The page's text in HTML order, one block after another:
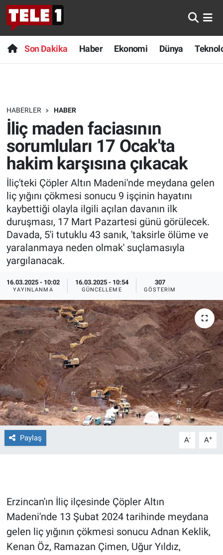
Son Dakika Haber Ekonomi Dünya
HABERLER HABER
İliç maden faciasının
sorumluları 17 Ocak'ta
hakim karşısına çıkacak
İliç'teki Çöpler Altın Madeni'nde meydana gelen
liç yığını çökmesi sonucu 9 işçinin hayatını
kaybettiği olayla ilgili açılan davanın ilk
duruşması, 17 Mart Pazartesi günü görülecek.
Davada, 5'i tutuklu 43 sanık, 'taksirle ölüme ve
yaralanmaya neden olmak' suçlamasıyla
yargılanacak.
16.03.2025 - 10:02
YAYINLANMA
16.03.2025 - 10:54
GÜNCELLEME
307
GÖSTERIM
Paylaş A- A+
Erzincan'ın İliç ilçesinde Çöpler Altın
Madeni'nde 13 Şubat 2024 tarihinde meydana
gelen liç yığının çökmesi sonucu Adnan Keklik,
Kenan Öz, Ramazan Çimen, Uğur Yıldız,
Anında Manşet
Başka Sohbetler
Bilim turu
Bilim ve Teknoloji Evreni
Doğa Konuşuyor
Dünya
Ege Saati
Ege'den Esintiler
Eğitim
Eğlence
Ekonomi
Forum
Gerçeğin İzinde
Gün Başlıyor
Gün Bitiyor
Gün Ortası
Günün görüntüsü
Haber
İlan
Son Dakika
Haber
Dünya
Teknoloji
Sağlık
Spor
Yayın Akışı
İletişim
Nöbetçi Eczaneler
Hava Durumu
Trafik Durumu
Süper Lig Puan Durumu ve Fikstür
Tüm Manşetler
Son Dakika Haberleri
Haber Arşivi